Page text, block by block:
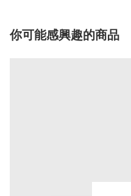
你可能感興趣的商品